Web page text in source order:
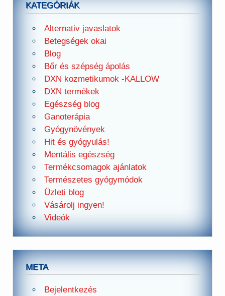
KATEGÓRIÁK
Alternativ javaslatok
Betegségek okai
Blog
Bőr és szépség ápolás
DXN kozmetikumok -KALLOW
DXN termékek
Egészség blog
Ganoterápia
Gyógynövények
Hit és gyógyulás!
Mentális egészség
Termékcsomagok ajánlatok
Természetes gyógymódok
Üzleti blog
Vásárolj ingyen!
Videók
META
Bejelentkezés